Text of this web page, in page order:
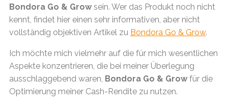
Bondora Go & Growsein. Wer das Produkt noch nicht
kennt, findet hier einen sehr informativen, aber nicht
vollständig objektiven Artikel zu Bondora Go & Grow.
Ich möchte mich vielmehr auf die für mich wesentlichen
Aspekte konzentrieren, die bei meiner Überlegung
ausschlaggebend waren, Bondora Go & Growfür die
Optimierung meiner Cash-Rendite zu nutzen.